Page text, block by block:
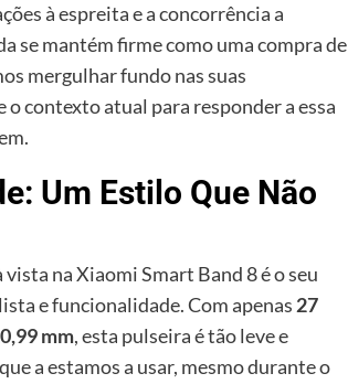
à espreita e a concorrência a
se mantém firme como uma compra de
mergulhar fundo nas suas
contexto atual para responder a essa
Um Estilo Que Não
na Xiaomi Smart Band 8 é o seu
e funcionalidade. Com apenas 27
mm, esta pulseira é tão leve e
a estamos a usar, mesmo durante o